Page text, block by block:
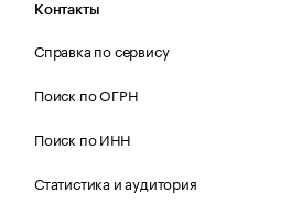
Контакты
Справка по сервису
Поиск по ОГРН
Поиск по ИНН
Статистика и аудитория